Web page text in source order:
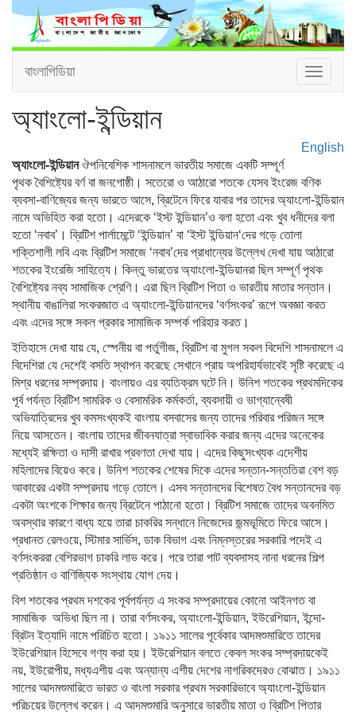
Toggle
বাংলাপিডিয়া
অ্যাংলো-ইন্ডিয়ান
English
অ্যাংলো-ইন্ডিয়ানঔপনিবেশিক শাসনামলে ভারতীয় সমাজে একটি সম্পূর্ণ
পৃথক বৈশিষ্ট্যের বর্ণ বা জনগোষ্ঠী। সতেরো ও আঠারো শতকে যেসব ইংরেজ বণিক
ব্যবসা-বাণিজ্যের জন্য ভারতে আসে, ব্রিটেনে ফিরে যাবার পর তাদের অ্যাংলো-ইন্ডিয়ান
নামে অভিহিত করা হতো। এদেরকে ‘ইস্ট ইন্ডিয়ান’ও বলা হতো এবং খুব ধনীদের বলা
হতো ‘নবাব’। ব্রিটিশ পার্লামেন্টে ‘ইন্ডিয়ান’ বা ‘ইস্ট ইন্ডিয়ান‘দের গড়ে তোলা
শক্তিশালী লবি এবং ব্রিটিশ সমাজে ‘নবাব’দের প্রাধান্যের উল্লেখ দেখা যায় আঠারো
শতকের ইংরেজি সাহিত্যে। কিন্তু ভারতের অ্যাংলো-ইন্ডিয়ানরা ছিল সম্পূর্ণ পৃথক
বৈশিষ্ট্যের নব্য সামাজিক শ্রেণি। এরা ছিল ব্রিটিশ পিতা ও ভারতীয় মাতার সন্তান।
স্থানীয় বাঙালিরা সংকরজাত এ অ্যাংলো-ইন্ডিয়ানদের ‘বর্ণসংকর’ রূপে অবজ্ঞা করত
এবং এদের সঙ্গে সকল প্রকার সামাজিক সম্পর্ক পরিহার করত।
ইতিহাসে দেখা যায় যে, স্পেনীয় বা পর্তুগীজ, ব্রিটিশ বা মুগল সকল বিদেশি শাসনামলে এ
বিদেশিরা যে দেশেই বসতি স্থাপন করেছে সেখানে প্রায় অপরিহার্যভাবেই সৃষ্টি করেছে এ
মিশ্র ধরনের সম্প্রদায়। বাংলায়ও এর ব্যতিক্রম ঘটে নি। উনিশ শতকের প্রথমদিকের
পূর্ব পর্যন্ত ব্রিটিশ সামরিক ও বেসামরিক কর্মকর্তা, ব্যবসায়ী ও ভাগ্যান্বেষী
অভিযাত্রিদের খুব কমসংখ্যকই বাংলায় বসবাসের জন্য তাদের পরিবার পরিজন সঙ্গে
নিয়ে আসতেন। বাংলায় তাদের জীবনযাত্রা স্বাভাবিক করার জন্য এদের অনেকের
মধ্যেই রক্ষিতা ও দাসী রাখার প্রবণতা দেখা যায়। এদের কিছুসংখ্যক এদেশীয়
মহিলাদের বিয়েও করে। উনিশ শতকের শেষের দিকে এদের সন্তান-সন্ততিরা বেশ বড়
আকারের একটা সম্প্রদায় গড়ে তোলে। এসব সন্তানদের বিশেষত বৈধ সন্তানদের বড়
একটা অংশকে শিক্ষার জন্য ব্রিটেনে পাঠানো হতো। ব্রিটিশ সমাজে তাদের অবনমিত
অবস্থার কারণে বাধ্য হয়ে তারা চাকরির সন্ধানে নিজেদের জন্মভূমিতে ফিরে আসে।
প্রধানত রেলওয়ে, স্টিমার সার্ভিস, ডাক বিভাগ এবং নিম্নস্তরের সরকারি পদেই এ
বর্ণসংকররা বেশিরভাগ চাকরি লাভ করে। পরে তারা পাট ব্যবসাসহ নানা ধরনের শিল্প
প্রতিষ্ঠান ও বাণিজ্যিক সংস্থায় যোগ দেয়।
বিশ শতকের প্রথম দশকের পূর্বপর্যন্ত এ সংকর সম্প্রদায়ের কোনো আইনগত বা
সামাজিক অভিধা ছিল না। তারা বর্ণসংকর, অ্যাংলো-ইন্ডিয়ান, ইউরেশিয়ান, ইন্দো-
ব্রিটন ইত্যাদি নামে পরিচিত হতো। ১৯১১ সালের পূর্বেকার আদমশুমারিতে তাদের
ইউরেশিয়ান হিসেবে গণ্য করা হয়। ইউরেশিয়ান বলতে কেবল সংকর সম্প্রদায়কেই
নয়, ইউরোপীয়, মধ্যএশীয় এবং অন্যান্য এশীয় দেশের নাগরিকদেরও বোঝাত। ১৯১১
সালের আদমশুমারিতে ভারত ও বাংলা সরকার প্রথম সরকারিভাবে অ্যাংলো-ইন্ডিয়ান
পরিচয়ের উল্লেখ করেন। এ আদমশুমারি অনুসারে ভারতীয় মাতা ও ব্রিটিশ পিতার